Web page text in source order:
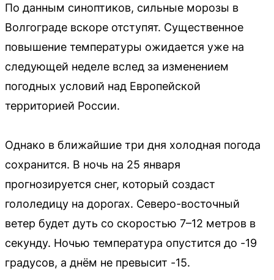
По данным синоптиков, сильные морозы в
Волгограде вскоре отступят. Существенное
повышение температуры ожидается уже на
следующей неделе вслед за изменением
погодных условий над Европейской
территорией России.
Однако в ближайшие три дня холодная погода
сохранится. В ночь на 25 января
прогнозируется снег, который создаст
гололедицу на дорогах. Северо-восточный
ветер будет дуть со скоростью 7–12 метров в
секунду. Ночью температура опустится до -19
градусов, а днём не превысит -15.